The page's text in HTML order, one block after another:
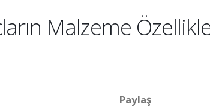
Malzeme
Paylaş